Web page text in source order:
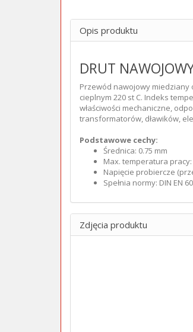
Opis produktu
DRUT
Przewód nawojowy miedziany
cieplnym 220 st C. Indeks
właściwości mechaniczne,
transformatorów, dławików,
Podstawowe cechy:
Średnica: 0.75 mm
Max. temperatura pracy:
Napięcie probiercze
Spełnia normy: DIN EN
Zdjęcia produktu